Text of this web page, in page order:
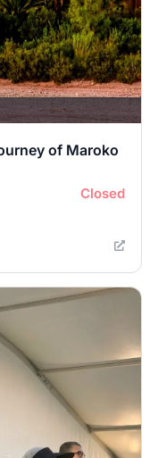
of Maroko
Closed